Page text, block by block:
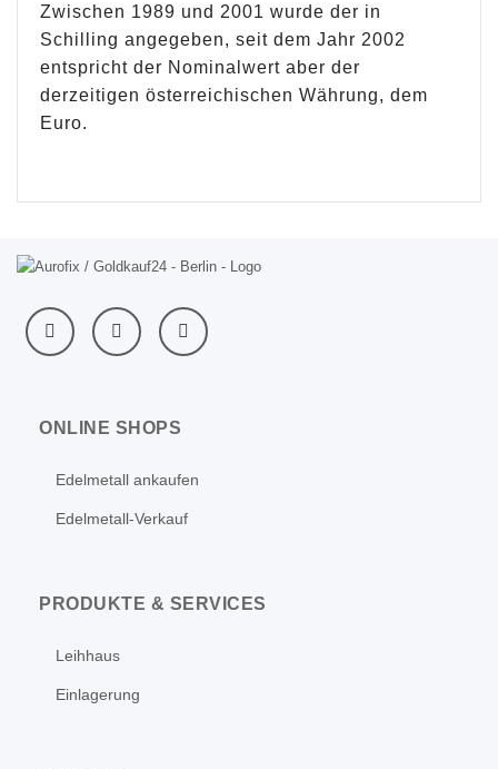
Zwischen 1989 und 2001 wurde der in
Schilling angegeben, seit dem Jahr 2002
entspricht der Nominalwert aber der
derzeitigen österreichischen Währung, dem
Euro.
ONLINE SHOPS
Edelmetall ankaufen
Edelmetall-Verkauf
PRODUKTE & SERVICES
Leihhaus
Einlagerung